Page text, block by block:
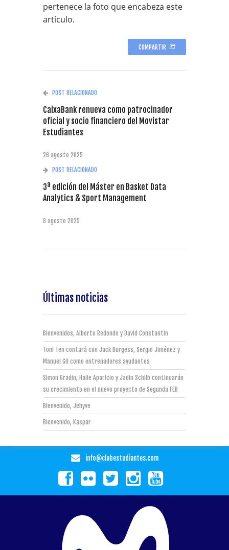
pertenece la foto que encabeza este
artículo.
COMPARTIR
POST RELACIONADO
CaixaBank renueva como patrocinador
oficial y socio financiero del Movistar
Estudiantes
26 agosto 2025
POST RELACIONADO
3ª edición del Máster en Basket Data
Analytics & Sport Management
8 agosto 2025
Últimas noticias
Bienvenidos, Alberto Redondo y David Constantin
Toni Ten contará con Jack Burgess, Sergio Jiménez y
Manuel Gil como entrenadores ayudantes
Simon Gradin, Haile Aparicio y Jadin Schilb continuarán
su crecimiento en el nuevo proyecto de Segunda FEB
Bienvenido, Jehyve
Bienvenido, Kaspar
info@clubestudiantes.com